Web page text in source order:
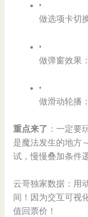
•
做选项卡切
•
做弹窗效果
•
做滑动轮播
​重点来了​ ：一定要
是魔法发生的地方
试，慢慢叠加条件
云哥独家数据：用
间！因为交互可视
值回票价！